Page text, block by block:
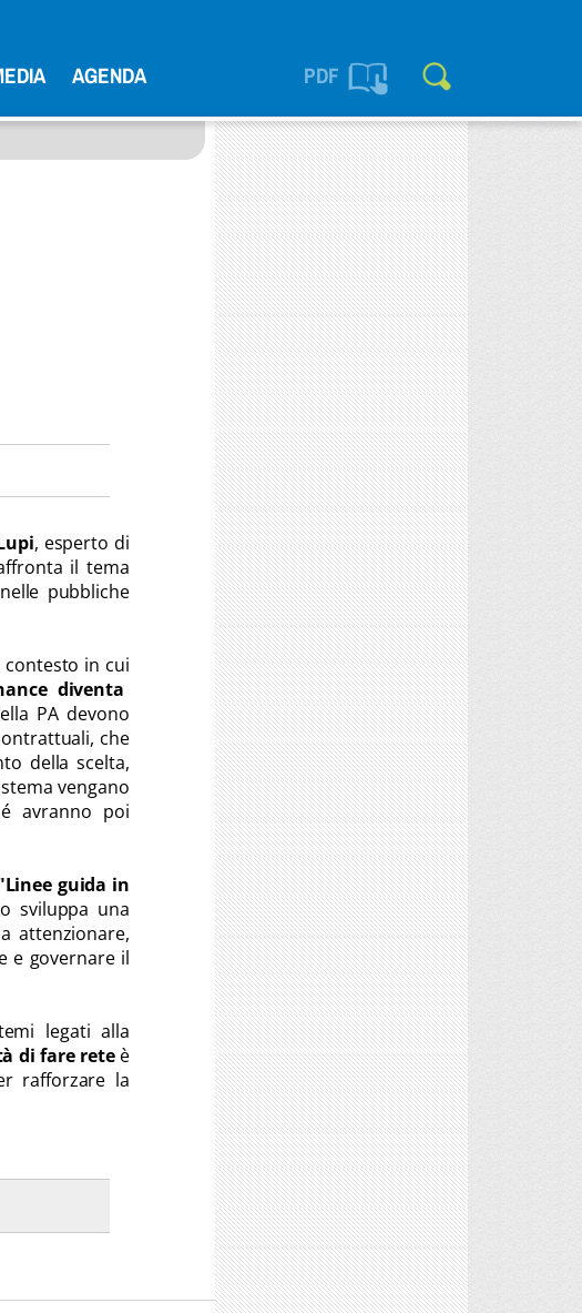
AGENDA PDF
, esperto di
il tema
pubbliche
contesto in cui
diventa
PA devono
che
della scelta,
vengano
avranno poi
guida in
sviluppa una
attenzionare,
e governare il
legati alla
di fare reteè
rafforzare la